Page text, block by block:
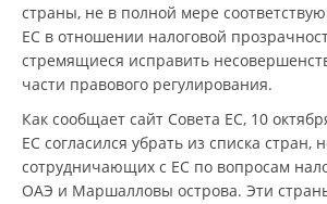
страны, не в полной мере
ЕС в отношении налоговой
стремящиеся исправить
части правового регулирования.
Как сообщает сайт Совета ЕС, 10
ЕС согласился убрать из списка стран,
сотрудничающих с ЕС по вопросам
ОАЭ и Маршалловы острова. Эти